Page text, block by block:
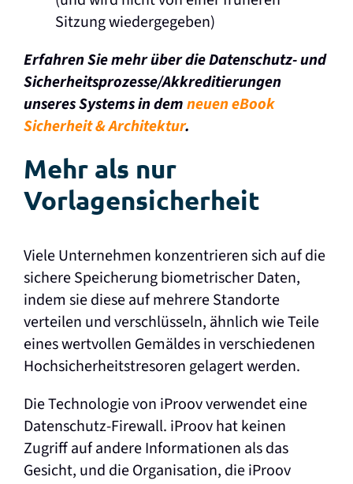
Sitzung wiedergegeben)
Erfahren Sie mehr über die Datenschutz- und
Sicherheitsprozesse/Akkreditierungen
unseres Systems in demneuen eBook
Sicherheit & Architektur.
Mehr als nur
Vorlagensicherheit
Viele Unternehmen konzentrieren sich auf die
sichere Speicherung biometrischer Daten,
indem sie diese auf mehrere Standorte
verteilen und verschlüsseln, ähnlich wie Teile
eines wertvollen Gemäldes in verschiedenen
Hochsicherheitstresoren gelagert werden.
Die Technologie von iProov verwendet eine
Datenschutz-Firewall. iProov hat keinen
Zugriff auf andere Informationen als das
Gesicht, und die Organisation, die iProov